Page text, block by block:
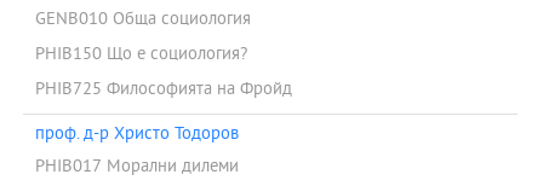
GENB010 Обща социология
PHIB150 Що е социология?
PHIB725 Философията на Фройд
проф. д-р Христо Тодоров
PHIB017 Морални дилеми